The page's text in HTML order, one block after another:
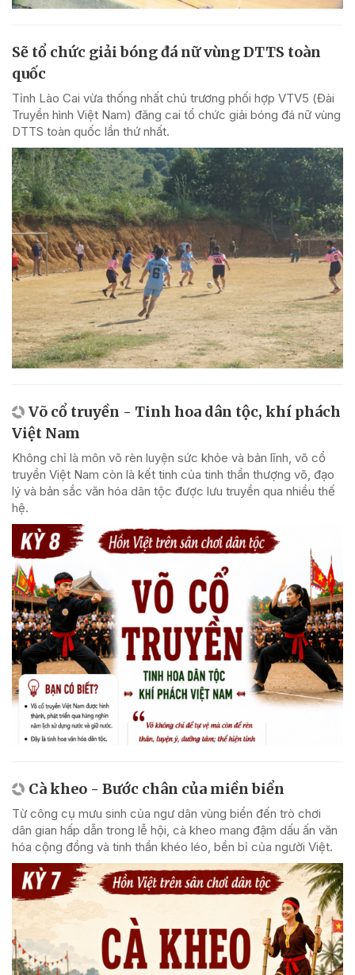
Sẽ tổ chức giải bóng đá nữ vùng DTTS toàn
quốc
Tỉnh Lào Cai vừa thống nhất chủ trương phối hợp VTV5 (Đài
Truyền hình Việt Nam) đăng cai tổ chức giải bóng đá nữ vùng
DTTS toàn quốc lần thứ nhất.
Võ cổ truyền - Tinh hoa dân tộc, khí phách
Việt Nam
Không chỉ là môn võ rèn luyện sức khỏe và bản lĩnh, võ cổ
truyền Việt Nam còn là kết tinh của tinh thần thượng võ, đạo
lý và bản sắc văn hóa dân tộc được lưu truyền qua nhiều thế
hệ.
Cà kheo - Bước chân của miền biển
Từ công cụ mưu sinh của ngư dân vùng biển đến trò chơi
dân gian hấp dẫn trong lễ hội, cà kheo mang đậm dấu ấn văn
hóa cộng đồng và tinh thần khéo léo, bền bỉ của người Việt.